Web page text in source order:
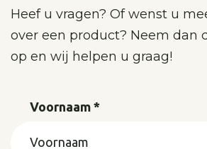
Heef u vragen? Of wenst u
over een product? Neem dan
op en wij helpen u graag!
Voornaam *